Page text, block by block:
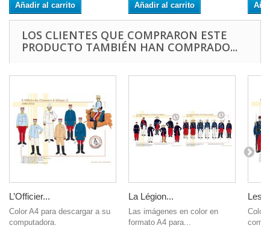
Añadir al carrito Añadir al carrito
LOS CLIENTES QUE COMPRARON ESTE
PRODUCTO TAMBIÉN HAN COMPRADO...
L’Officier...
Color A4 para descargar a su
computadora.
La Légion...
Las imágenes en color en
formato A4 para...
Les...
Color